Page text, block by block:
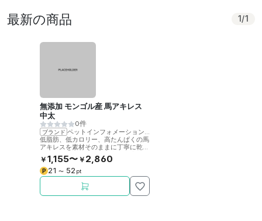
最新の商品 1 /1
無添加 モンゴル産 馬アキレス
中太
0件
ブランド
ペットインフォメーションラック
低脂肪、低カロリー、高たんぱくの馬
アキレスを素材そのままに丁寧に乾燥
させました。噛むことで歯の健康をサ
ポート。
￥ 1,155〜 ￥ 2,860
P 21 〜 52 pt